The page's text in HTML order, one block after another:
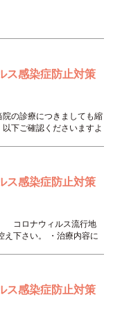
ス感染症防止対策
の診療につきましても縮
下ご確認くださいますよ
ス感染症防止対策
コロナウィルス流行地
下さい。 ・治療内容に
ス感染症防止対策